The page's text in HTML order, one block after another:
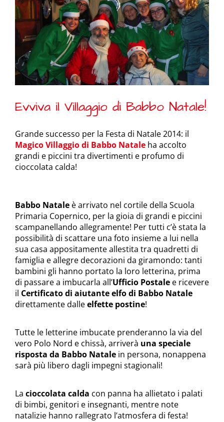
Evviva il Villaggio di Babbo Natale!
Grande successo per la Festa di Natale 2014: il
Magico Villaggio di Babbo Natale ha accolto
grandi e piccini tra divertimenti e profumo di
cioccolata calda!
Babbo Natale è arrivato nel cortile della Scuola
Primaria Copernico, per la gioia di grandi e piccini
scampanellando allegramente! Per tutti c’è stata la
possibilità di scattare una foto insieme a lui nella
sua casa appositamente allestita tra quadretti di
famiglia e allegre decorazioni da giramondo: tanti
bambini gli hanno portato la loro letterina, prima
di passare a imbucarla all’Ufficio Postale e ricevere
il Certificato di aiutante elfo di Babbo Natale
direttamente dalleelfette postine!
Tutte le letterine imbucate prenderanno la via del
vero Polo Nord e chissà, arriverà una speciale
risposta da Babbo Natale in persona, nonappena
sarà più libero dagli impegni stagionali!
La cioccolata calda con panna ha allietato i palati
di bimbi, genitori e insegnanti, mentre note
natalizie hanno rallegrato l’atmosfera di festa!